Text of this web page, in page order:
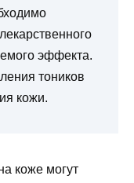
эффекта.
тоников
кожи.
коже могут